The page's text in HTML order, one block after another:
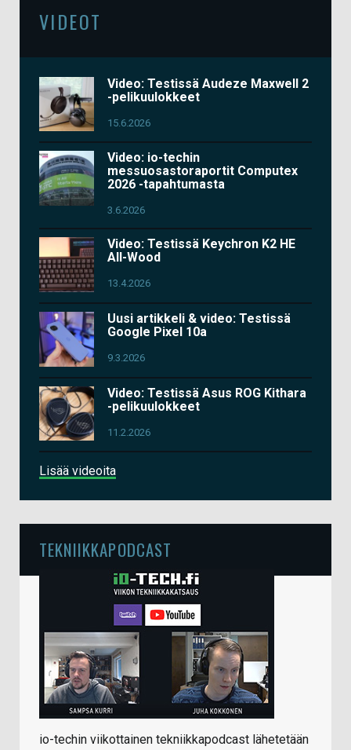
VIDEOT
Video: Testissä Audeze Maxwell 2
-pelikuulokkeet
15.6.2026
Video: io-techin
messuosastoraportit Computex
2026 -tapahtumasta
3.6.2026
Video: Testissä Keychron K2 HE
All-Wood
13.4.2026
Uusi artikkeli & video: Testissä
Google Pixel 10a
9.3.2026
Video: Testissä Asus ROG Kithara
-pelikuulokkeet
11.2.2026
Lisää videoita
TEKNIIKKAPODCAST
io-techin viikottainen tekniikkapodcast lähetetään